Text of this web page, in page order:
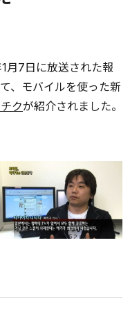
月7日に放送された報
、モバイルを使った新
クが紹介されました。